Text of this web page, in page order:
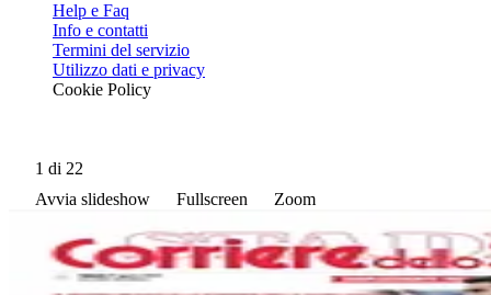
Help e Faq
Info e contatti
Termini del servizio
Utilizzo dati e privacy
Cookie Policy
1 di 22
Avvia slideshow
Fullscreen Zoom